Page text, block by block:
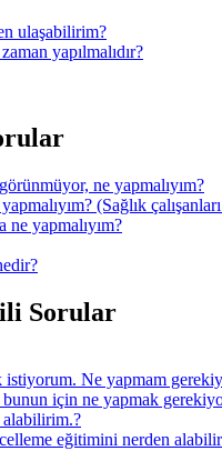
ulaşabilirim?
yapılmalıdır?
ne yapmalıyım?
(Sağlık
ne yapmalıyım?
Sorular
istiyorum. Ne yapmam
için ne yapmak
eğitimini nerden